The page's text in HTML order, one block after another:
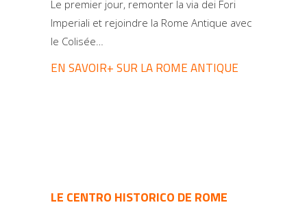
Le premier jour, remonter la via dei Fori
Imperiali et rejoindre la Rome Antique avec
le Colisée…
EN SAVOIR+ SUR LA ROME ANTIQUE
LE CENTRO HISTORICO DE ROME